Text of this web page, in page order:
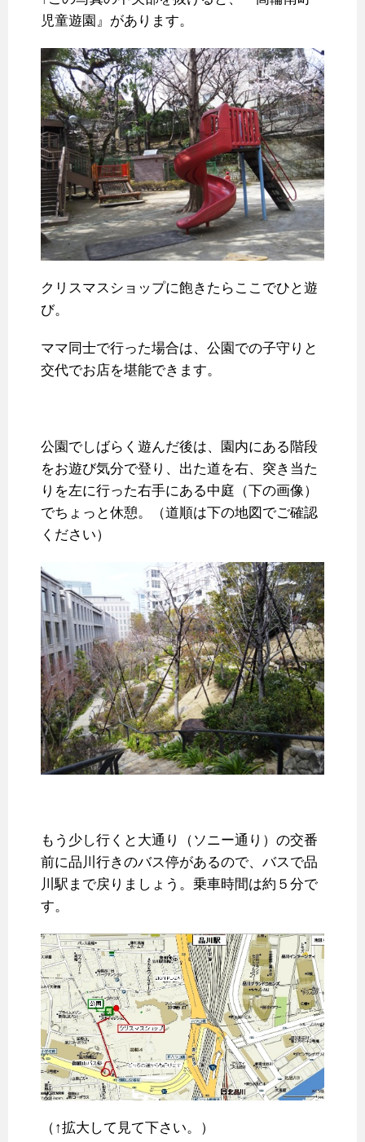
児童遊園』があります。
クリスマスショップに飽きたらここでひと遊
び。
ママ同士で行った場合は、公園での子守りと
交代でお店を堪能できます。
公園でしばらく遊んだ後は、園内にある階段
をお遊び気分で登り、出た道を右、突き当た
りを左に行った右手にある中庭（下の画像）
でちょっと休憩。（道順は下の地図でご確認
ください）
もう少し行くと大通り（ソニー通り）の交番
前に品川行きのバス停があるので、バスで品
川駅まで戻りましょう。乗車時間は約５分で
す。
（↑拡大して見て下さい。）